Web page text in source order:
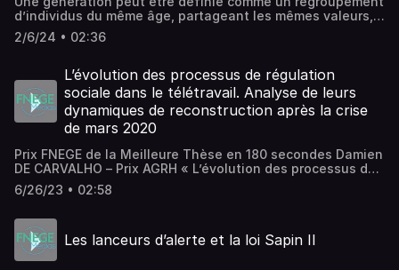
d’individus du même âge, partageant les mêmes valeurs,
dont les principales se sont formées autour de 20 ans. Sa
définition est élastique dans la mesure où tous les
telle génération. Le concept de génération est la base de
l’approche générationnelle qui dépasse une analyse
simplement centrée sur l’âge en soulignant les liens
existant du fait de vivre la même histoire au même
moment de sa vie, d’être marqué par des expériences
héritage les valeurs transmises par les générations
précédentes. L’approche générationnelle est aussi
utilisée par le monde des entreprises et des organisations
notamment dans le cadre des activités en lien avec les
2/6/24 • 02:36
L’évolution des processus de régulation
sociale dans le télétravail. Analyse de leurs
dynamiques de reconstruction après la crise
de mars 2020
Prix FNEGE de la Meilleure Thèse en 180 secondes Damien
DE CARVALHO – Prix AGRH « L’évolution des processus de
régulation sociale dans le télétravail. Analyse de leurs
dynamiques de reconstruction après la crise de mars
6/26/23 • 02:58
Les lanceurs d’alerte et la loi Sapin II